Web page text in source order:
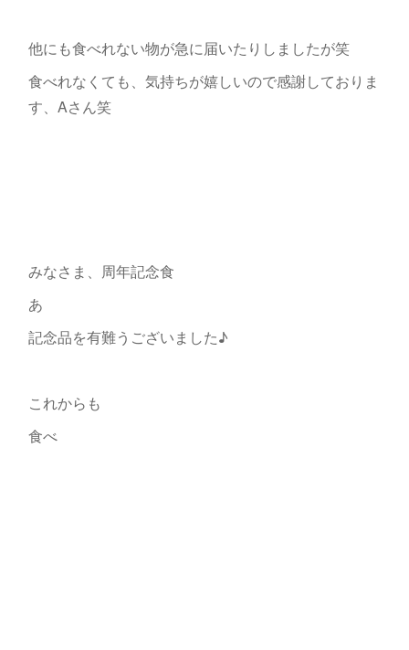
他にも食べれない物が急に届いたりしましたが笑
食べれなくても、気持ちが嬉しいので感謝しておりま
す、Aさん笑
みなさま、周年記念食
あ
記念品を有難うございました♪
これからも
食べ